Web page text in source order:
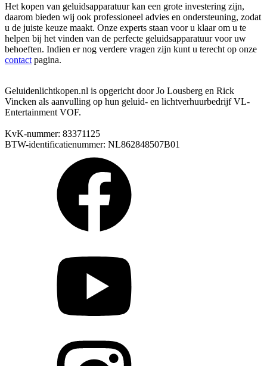
Het kopen van geluidsapparatuur kan een grote investering zijn,
daarom bieden wij ook professioneel advies en ondersteuning, zodat
u de juiste keuze maakt. Onze experts staan voor u klaar om u te
helpen bij het vinden van de perfecte geluidsapparatuur voor uw
behoeften. Indien er nog verdere vragen zijn kunt u terecht op onze
contact pagina.
Geluidenlichtkopen.nl is opgericht door Jo Lousberg en Rick
Vincken als aanvulling op hun geluid- en lichtverhuurbedrijf VL-
Entertainment VOF.
KvK-nummer: 83371125
BTW-identificatienummer: NL862848507B01